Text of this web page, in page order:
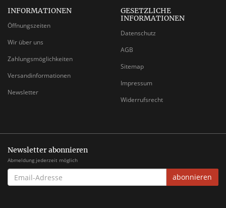
INFORMATIONEN
Öffnungszeiten
Wir über uns
Zahlungsmöglichkeiten
Versandinformationen
Newsletter
GESETZLICHE
INFORMATIONEN
Datenschutz
AGB
Sitemap
Impressum
Widerrufsrecht
Newsletter abonnieren
Abmeldung jederzeit möglich
EMAIL-
ADRESSE
abonnieren